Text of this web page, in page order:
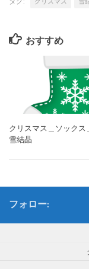
おすすめ
クリスマス＿ソックス
雪結晶
フォロー: